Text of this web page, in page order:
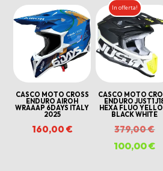
CASCO MOTO CROSS
ENDURO AIROH
WRAAAP 6DAYS ITALY
2025
160,00 €
In offerta!
CASCO MOTO
ENDURO JUST1
HEXA FLUO
BLACK WHITE
379,00€Il
100,00€Il